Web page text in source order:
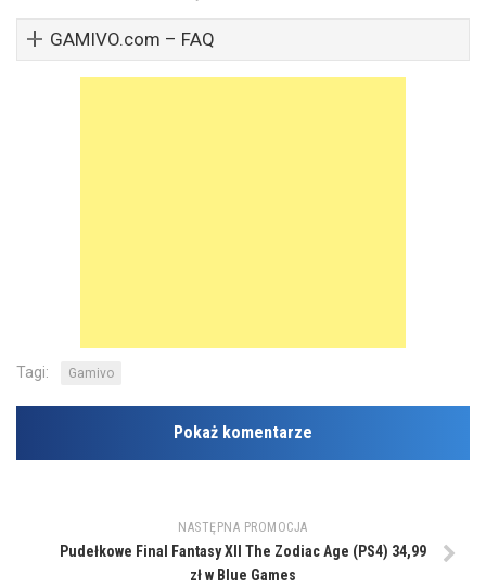
GAMIVO.com – FAQ
Tagi: Gamivo
Pokaż komentarze
NASTĘPNA PROMOCJA
Pudełkowe Final Fantasy XII The Zodiac Age (PS4) 34,99
zł w Blue Games